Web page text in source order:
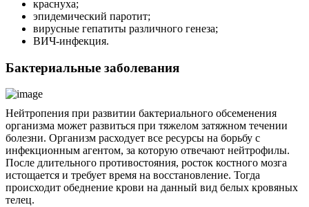
краснуха;
эпидемический паротит;
вирусные гепатиты различного генеза;
ВИЧ-инфекция.
Бактериальные заболевания
Нейтропения при развитии бактериального обсеменения
организма может развиться при тяжелом затяжном течении
болезни. Организм расходует все ресурсы на борьбу с
инфекционным агентом, за которую отвечают нейтрофилы.
После длительного противостояния, росток костного мозга
истощается и требует время на восстановление. Тогда
происходит обеднение крови на данный вид белых кровяных
телец.